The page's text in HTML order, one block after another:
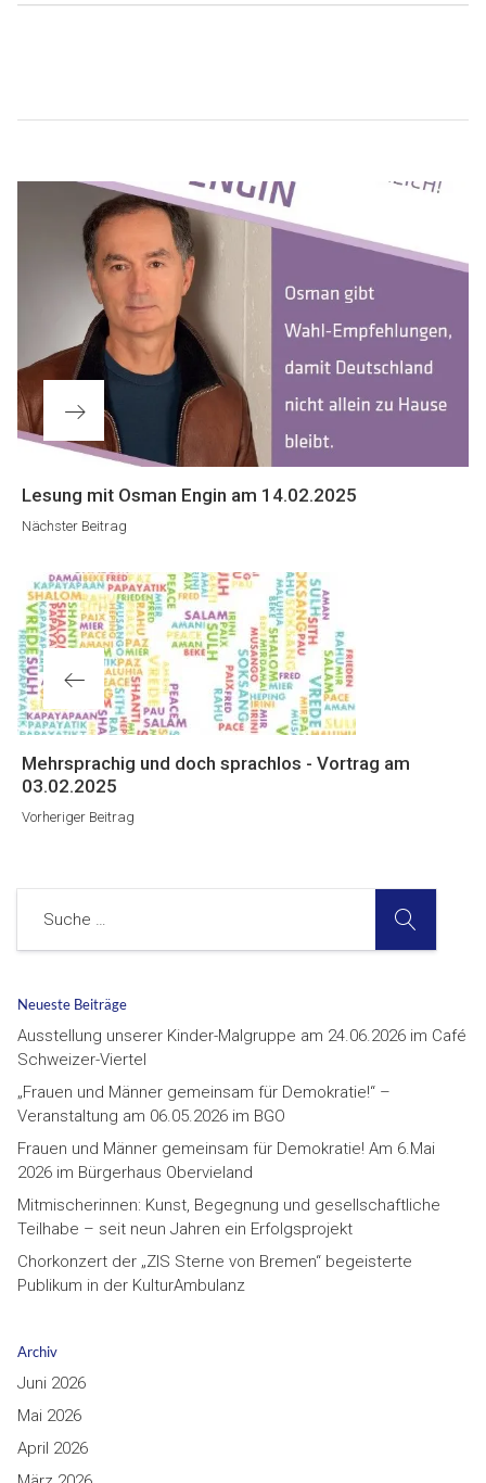
Nächster
Beitrag
Lesung mit Osman Engin am 14.02.2025
Nächster Beitrag
Vorheriger
Beitrag
Mehrsprachig und doch sprachlos - Vortrag am
03.02.2025
Vorheriger Beitrag
Neueste Beiträge
Ausstellung unserer Kinder-Malgruppe am 24.06.2026 im Café
Schweizer-Viertel
„Frauen und Männer gemeinsam für Demokratie!“ –
Veranstaltung am 06.05.2026 im BGO
Frauen und Männer gemeinsam für Demokratie! Am 6.Mai
2026 im Bürgerhaus Obervieland
Mitmischerinnen: Kunst, Begegnung und gesellschaftliche
Teilhabe – seit neun Jahren ein Erfolgsprojekt
Chorkonzert der „ZIS Sterne von Bremen“ begeisterte
Publikum in der KulturAmbulanz
Archiv
Juni 2026
Mai 2026
April 2026